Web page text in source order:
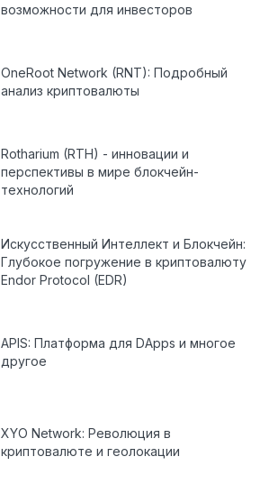
возможности для инвесторов
OneRoot Network (RNT): Подробный
анализ криптовалюты
Rotharium (RTH) - инновации и
перспективы в мире блокчейн-
технологий
Искусственный Интеллект и Блокчейн:
Глубокое погружение в криптовалюту
Endor Protocol (EDR)
APIS: Платформа для DApps и многое
другое
XYO Network: Революция в
криптовалюте и геолокации